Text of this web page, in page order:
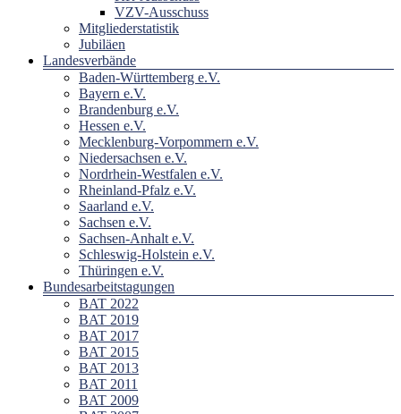
VZV-Ausschuss
Mitgliederstatistik
Jubiläen
Landesverbände
Baden-Württemberg e.V.
Bayern e.V.
Brandenburg e.V.
Hessen e.V.
Mecklenburg-Vorpommern e.V.
Niedersachsen e.V.
Nordrhein-Westfalen e.V.
Rheinland-Pfalz e.V.
Saarland e.V.
Sachsen e.V.
Sachsen-Anhalt e.V.
Schleswig-Holstein e.V.
Thüringen e.V.
Bundesarbeitstagungen
BAT 2022
BAT 2019
BAT 2017
BAT 2015
BAT 2013
BAT 2011
BAT 2009